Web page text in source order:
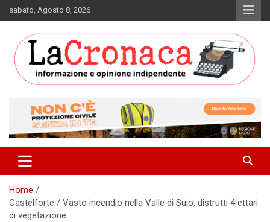
to
sabato, Agosto 8, 2026
La Cronaca Quotidiano
Home
Castelforte / Vasto incendio nella Valle di Suio, distrutti 4 ettari
di vegetazione